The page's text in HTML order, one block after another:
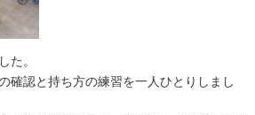
た。
確認と持ち方の練習を一人ひとりしまし